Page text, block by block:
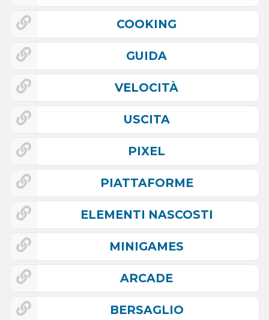
COOKING
GUIDA
VELOCITÀ
USCITA
PIXEL
PIATTAFORME
ELEMENTI NASCOSTI
MINIGAMES
ARCADE
BERSAGLIO